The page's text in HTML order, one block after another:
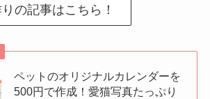
の記事はこちら！
ペットのオリジナルカレンダーを
500円で作成！愛猫写真たっぷり